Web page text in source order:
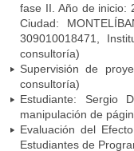
fase II. Año de inicio:
Ciudad:
309010018471,
consultoría)
Supervisión de
consultoría)
Estudiante: Sergio
manipulación de
Evaluación del
Estudiantes de